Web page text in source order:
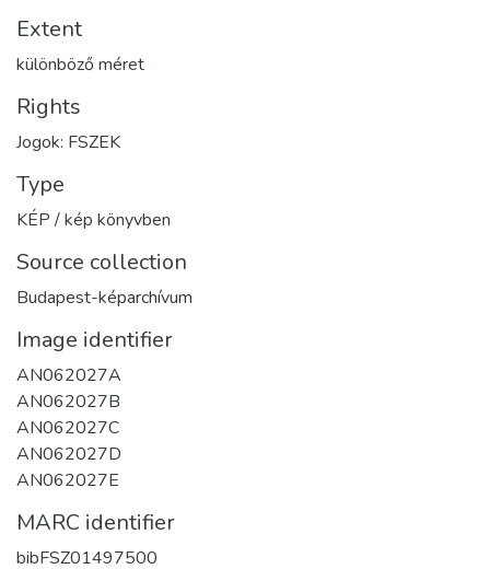
Extent
különböző méret
Rights
Jogok: FSZEK
Type
KÉP / kép könyvben
Source collection
Budapest-képarchívum
Image identifier
AN062027A
AN062027B
AN062027C
AN062027D
AN062027E
MARC identifier
bibFSZ01497500